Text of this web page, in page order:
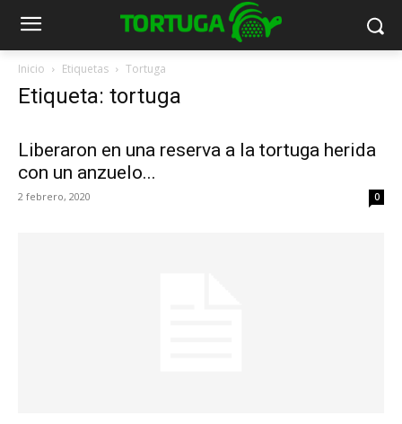
Inicio Etiquetas Tortuga
Etiqueta: tortuga
Liberaron en una reserva a la tortuga herida
con un anzuelo...
2 febrero, 2020 0